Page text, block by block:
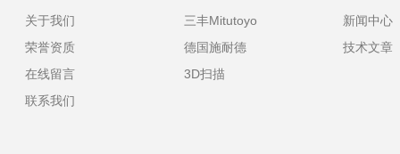
关于我们
荣誉资质
在线留言
联系我们
三丰Mitutoyo
德国施耐德
3D扫描
新闻中心
技术文章